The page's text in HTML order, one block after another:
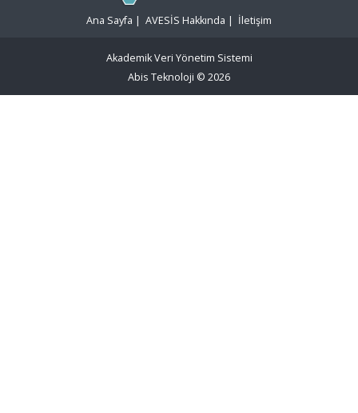
Ana Sayfa | AVESİS Hakkında | İletişim
Akademik Veri Yönetim Sistemi
Abis Teknoloji © 2026